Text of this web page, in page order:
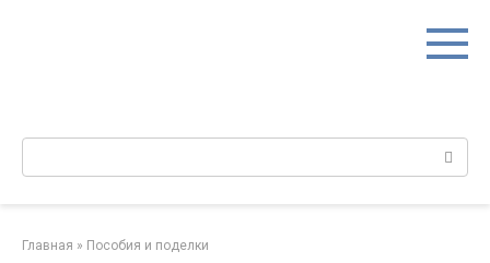
Поиск:
Главная » Пособия и поделки